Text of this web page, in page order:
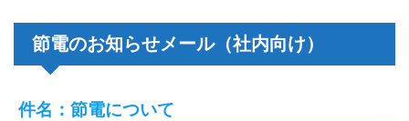
節電のお知らせメール（社内向け）
件名：節電について